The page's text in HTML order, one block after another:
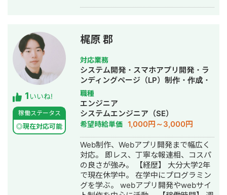
プロジェクトマネージャーやコンサル
タントとして現場の業務改善支援にも
携わり、主にAI領域の開発案件を経験
しました。 2024年からは米国企業
Common Thread Collectiveに参画
し、バックエンドエンジニア兼マネー
ジャーとして、EC・広告データ基盤の
開発や運用を担当。TypeScriptやAWS
を用いたシステム最適化やデータSLA
管理に従事しました。 さらに、カナ
ダ・バンクーバーの国際専門カレッジ
で、Data Science Diplomaを取得し、
AIを中心とした幅広い技術領域で実務
と学術の両面から知見を深めていま
す。これまでの経験を活かし、AIを用
いたビジネス課題の解決に貢献できれ
1いいね!
稼働ステータス
◎現在対応可能
梶原 郡
対応業務
システム開発・スマホアプリ開発・ラ
ンディングページ（LP）制作・作成・
ECサイト構築・ネットショップ作成代
行・SEO対策・事務代行・ホームペー
ジ制作・作成
職種
エンジニア
システムエンジニア（SE）
希望時給単価 1,000円～3,000円
Web制作、Webアプリ開発まで幅広く
対応。 即レス、丁寧な報連相、コスパ
の良さが強み。 【経歴】 大分大学2年
で現在休学中。 在学中にプログラミン
グを学ぶ。 webアプリ開発やwebサイ